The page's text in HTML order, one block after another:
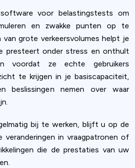
voor belastingstests om
en zwakke punten op te
van grote verkeersvolumes helpt je
presteert onder stress en onthult
voordat ze echte gebruikers
te krijgen in je basiscapaciteit,
beslissingen nemen over waar
bij te werken, blijft u op de
veranderingen in vraagpatronen of
die de prestaties van uw